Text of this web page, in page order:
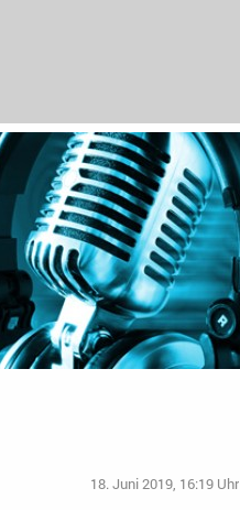
18. Juni 2019, 16:19 Uhr